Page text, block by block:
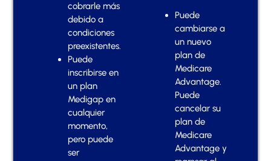
cobrarle más
debido a
condiciones
preexistentes.
Puede
inscribirse en
un plan
Medigap en
cualquier
momento,
pero puede
ser
Puede
cambiarse a
un nuevo
plan de
Medicare
Advantage.
Puede
cancelar su
plan de
Medicare
Advantage y